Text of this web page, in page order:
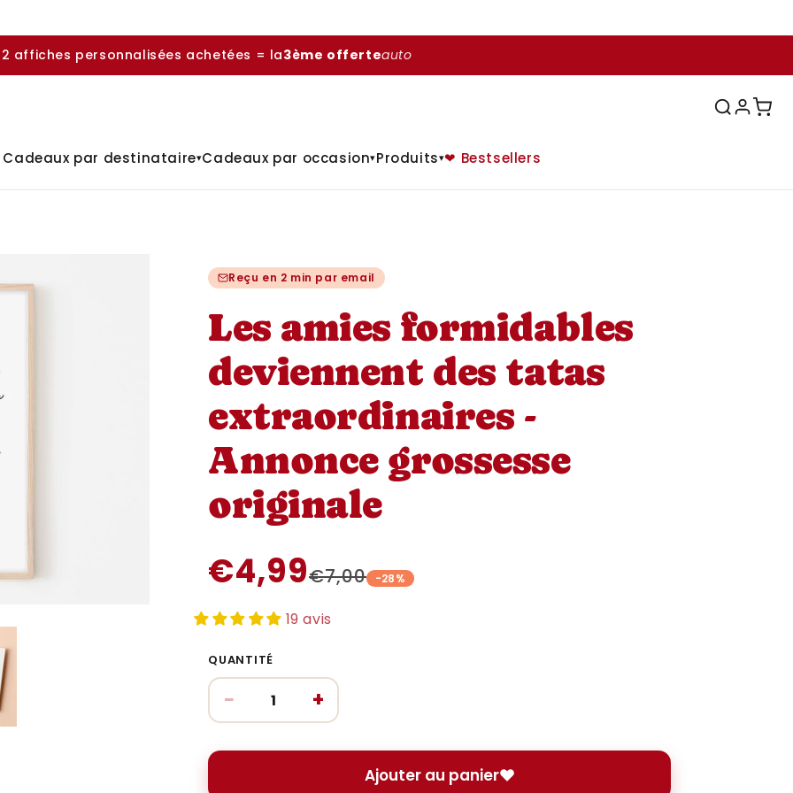
2 affiches personnalisées achetées = la3ème offerteauto
Cadeaux par destinataire▾Cadeaux par occasion▾Produits▾❤ Bestsellers
Reçu en 2 min par email
Les amies formidables
deviennent des tatas
extraordinaires -
Annonce grossesse
originale
€4,99€7,00 -28%
19 avis
QUANTITÉ
− +
Ajouter au panier